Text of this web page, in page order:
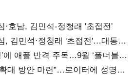
호남, 김민석-정청래 '초접전'
, 김민석·정청래 '초접전'…대통령
합)
에 애플 반격 주목…9월 ‘폴더블
대 방안 마련”…로이터에 성명